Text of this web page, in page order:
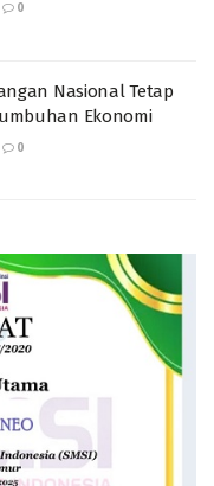
0
Nasional Tetap
Ekonomi
0